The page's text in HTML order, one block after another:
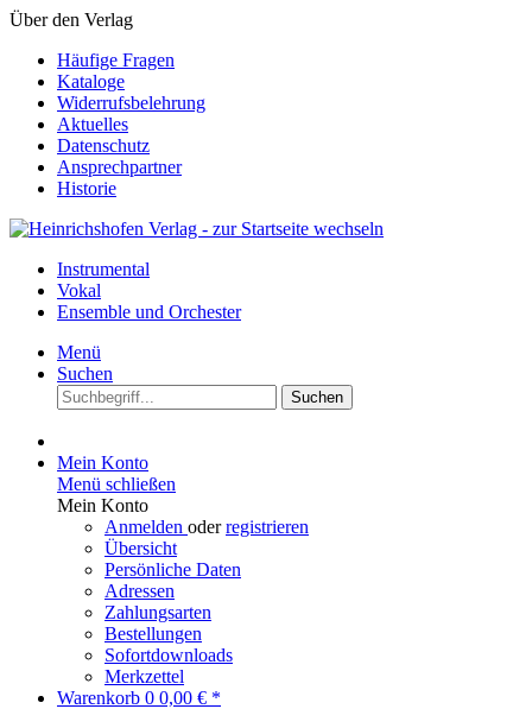
Über den Verlag
Häufige Fragen
Kataloge
Widerrufsbelehrung
Aktuelles
Datenschutz
Ansprechpartner
Historie
Instrumental
Vokal
Ensemble und Orchester
Menü
Suchen
Suchen
Mein Konto
Menü schließen
Mein Konto
Anmelden oderregistrieren
Übersicht
Persönliche Daten
Adressen
Zahlungsarten
Bestellungen
Sofortdownloads
Merkzettel
Warenkorb 0 0,00 € *